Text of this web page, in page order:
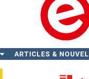
ARTICLES &